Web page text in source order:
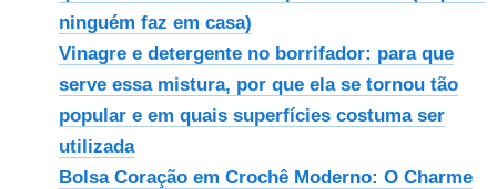
ninguém faz em casa)
Vinagre e detergente no borrifador: para que
serve essa mistura, por que ela se tornou tão
popular e em quais superfícies costuma ser
utilizada
Bolsa Coração em Crochê Moderno: O Charme